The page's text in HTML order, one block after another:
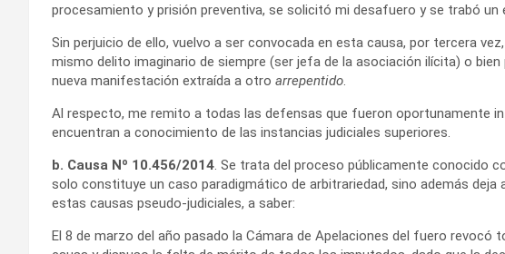
procesamiento y prisión preventiva, se solicitó mi desafuero y se trabó un
Sin perjuicio de ello, vuelvo a ser convocada en esta causa, por tercera
mismo delito imaginario de siempre (ser jefa de la asociación ilícita) o
nueva manifestación extraída a otro arrepentido
Al respecto, me remito a todas las defensas que fueron oportunamente
encuentran a conocimiento de las instancias judiciales superiores.
b. Causa Nº 10.456/2014 . Se trata del proceso públicamente conocido
solo constituye un caso paradigmático de arbitrariedad, sino además
estas causas pseudo-judiciales, a saber:
El 8 de marzo del año pasado la Cámara de Apelaciones del fuero